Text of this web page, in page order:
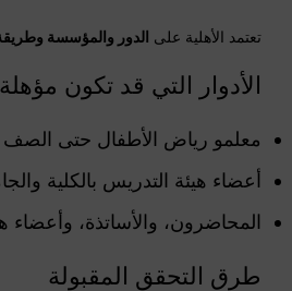
تعتمد الأهلية على الدور والمؤسسة
الأدوار التي قد تكون مؤهلة
معلمو رياض الأطفال حتى الصف
أعضاء هيئة التدريس بالكلية
المحاضرون، والأساتذة، وأعضاء
طرق التحقق المقبولة